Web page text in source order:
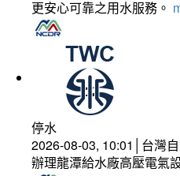
更安心可靠之用水服務。
停水
2026-08-03, 10:01│台灣
辦理龍潭給水廠高壓電氣